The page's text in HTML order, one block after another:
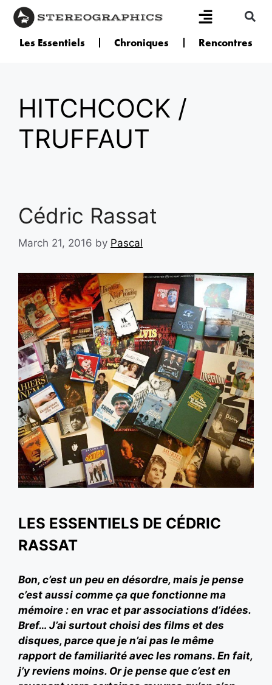
Les Essentiels Chroniques Rencontres
HITCHCOCK /
TRUFFAUT
Cédric Rassat
March 21, 2016 by Pascal
LES ESSENTIELS DE CÉDRIC
RASSAT
Bon, c’est un peu en désordre, mais je pense
c’est aussi comme ça que fonctionne ma
mémoire : en vrac et par associations d’idées.
Bref… J’ai surtout choisi des films et des
disques, parce que je n’ai pas le même
rapport de familiarité avec les romans. En fait,
j’y reviens moins. Or je pense que c’est en